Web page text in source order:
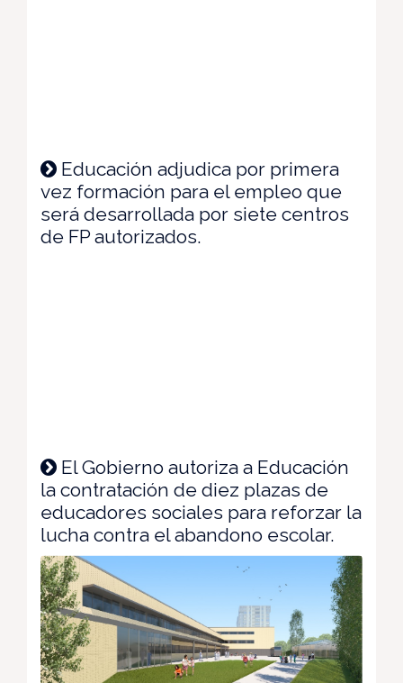
Educación adjudica por primera
vez formación para el empleo que
será desarrollada por siete centros
de FP autorizados.
El Gobierno autoriza a Educación
la contratación de diez plazas de
educadores sociales para reforzar la
lucha contra el abandono escolar.